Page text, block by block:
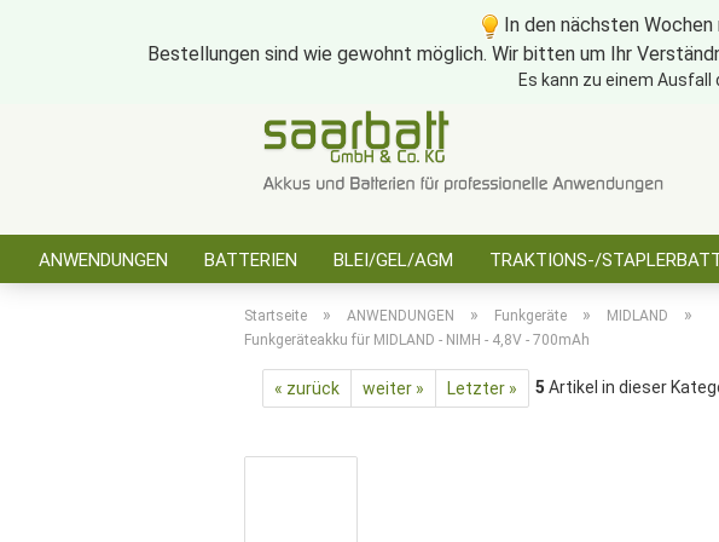
In den nächsten Wochen
Bestellungen sind wie gewohnt möglich. Wir bitten um Ihr
Es kann zu einem
ANWENDUNGEN BATTERIEN BLEI/GEL/AGM TRAKTIONS-/
Startseite » ANWENDUNGEN » Funkgeräte » MIDLAND »
Funkgeräteakku für MIDLAND - NIMH - 4,8V - 700mAh
« zurück weiter » Letzter » 5 Artikel in dieser